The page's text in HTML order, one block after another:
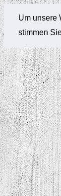
Um unsere
stimmen